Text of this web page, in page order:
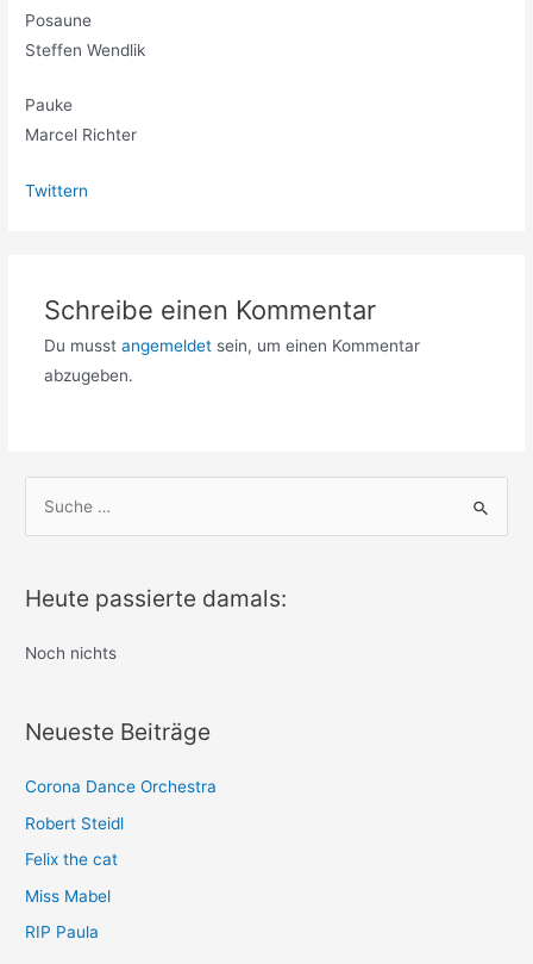
Posaune
Steffen Wendlik
Pauke
Marcel Richter
Twittern
Schreibe einen Kommentar
Du musst angemeldetsein, um einen Kommentar
abzugeben.
h
n
h
Heute passierte damals:
Noch nichts
Neueste Beiträge
Corona Dance Orchestra
Robert Steidl
Felix the cat
Miss Mabel
RIP Paula